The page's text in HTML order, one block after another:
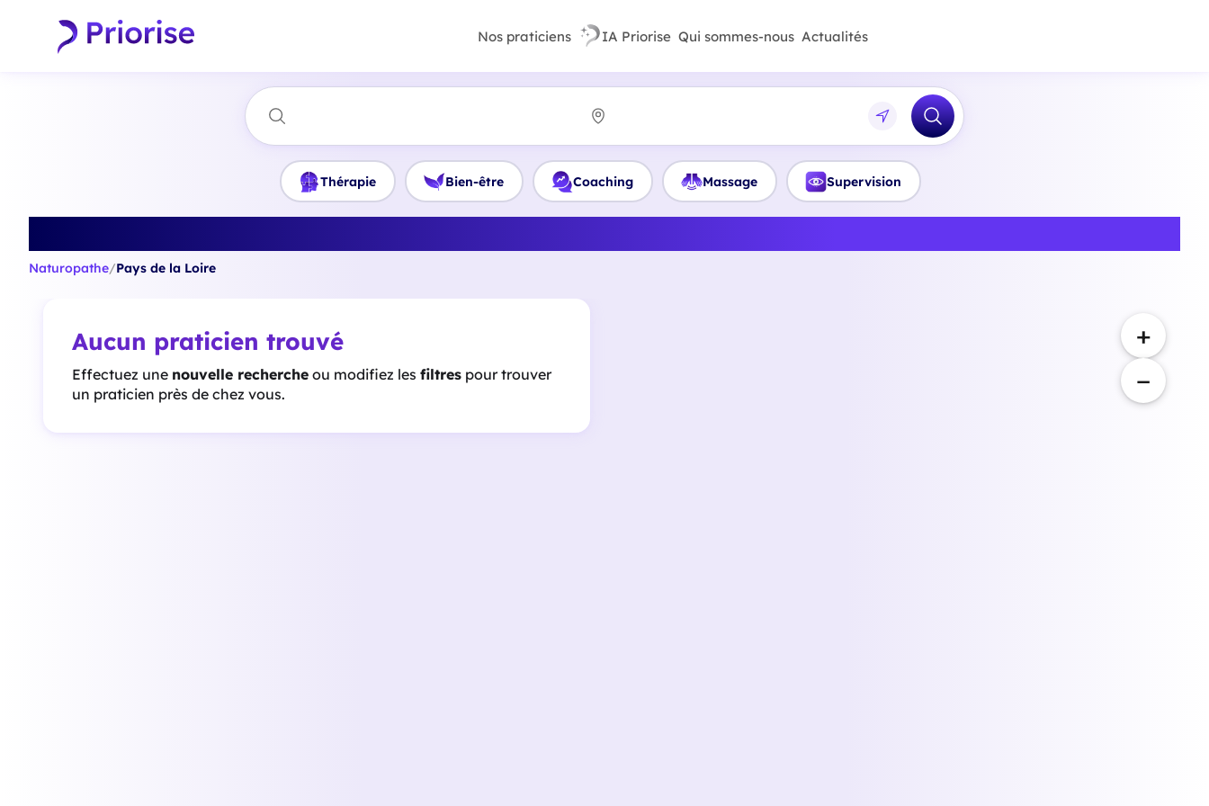
Nos praticiens IA Priorise Qui sommes-nous Actualités
Thérapie Bien-être Coaching Massage Supervision
Naturopathe/Pays de la Loire
Aucun praticien trouvé
Effectuez une nouvelle recherche ou modifiez les filtres pour trouver
un praticien près de chez vous.
+
−